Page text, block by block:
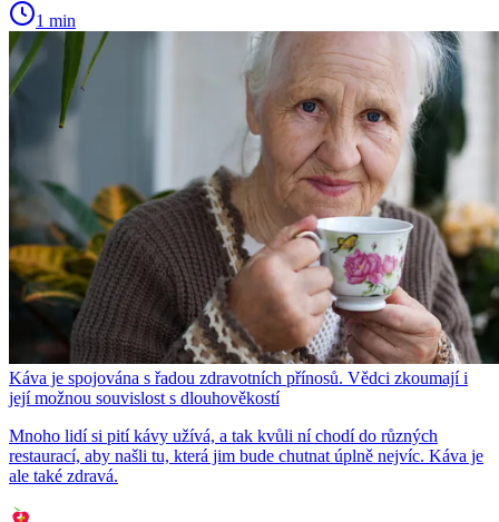
1 min
Káva je spojována s řadou zdravotních přínosů. Vědci zkoumají i
její možnou souvislost s dlouhověkostí
Mnoho lidí si pití kávy užívá, a tak kvůli ní chodí do různých
restaurací, aby našli tu, která jim bude chutnat úplně nejvíc. Káva je
ale také zdravá.